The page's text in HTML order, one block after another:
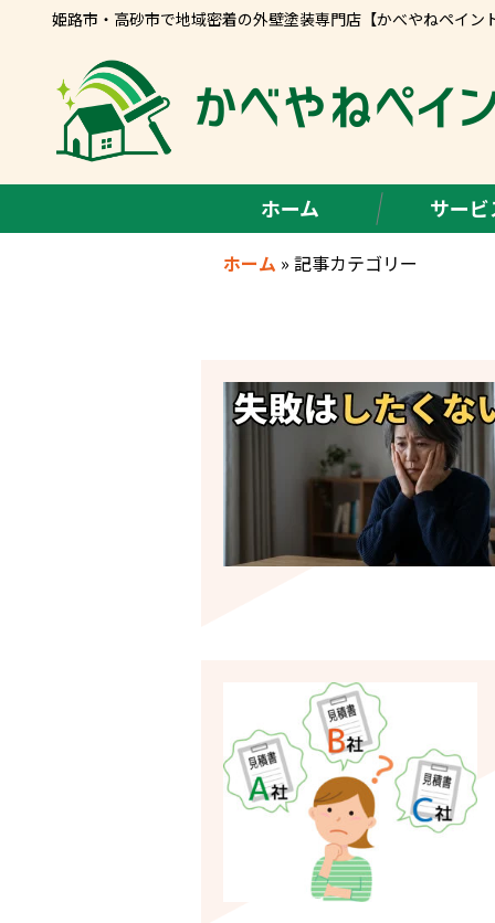
姫路市・高砂市で地域密着の外壁塗装専門店【かべやねペイント
ホーム サービ
ホーム » 記事カテゴリー